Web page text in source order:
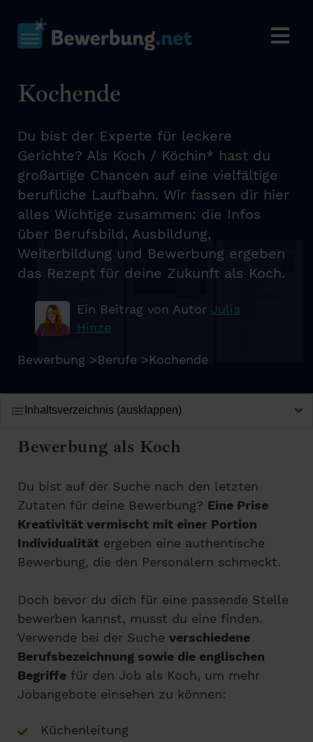
Kochende
Du bist der Experte für leckere
Gerichte? Als Koch / Köchin* hast du
großartige Chancen auf eine vielfältige
berufliche Laufbahn. Wir fassen dir hier
alles Wichtige zusammen: die Infos
über Berufsbild, Ausbildung,
Weiterbildung und Bewerbung ergeben
das Rezept für deine Zukunft als Koch.
Ein Beitrag von Autor Julia
Hinze
Bewerbung >Berufe >Kochende
Inhaltsverzeichnis (ausklappen)
Bewerbung als Koch
Du bist auf der Suche nach den letzten
Zutaten für deine Bewerbung? Eine Prise
Kreativität vermischt mit einer Portion
Individualität ergeben eine authentische
Bewerbung, die den Personalern schmeckt.
Doch bevor du dich für eine passende Stelle
bewerben kannst, musst du eine finden.
Verwende bei der Suche verschiedene
Berufsbezeichnung sowie die englischen
Begriffe für den Job als Koch, um mehr
Jobangebote einsehen zu können:
Küchenleitung